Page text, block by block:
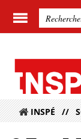
INSPÉ